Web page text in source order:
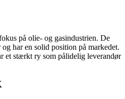
på olie- og gasindustrien. De
har en solid position på markedet.
et stærkt ry som pålidelig leverandør